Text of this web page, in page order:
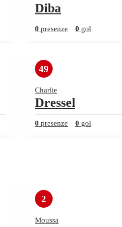
Diba
0 presenze 0 gol
49
Charlie
Dressel
0 presenze 0 gol
2
Moussa